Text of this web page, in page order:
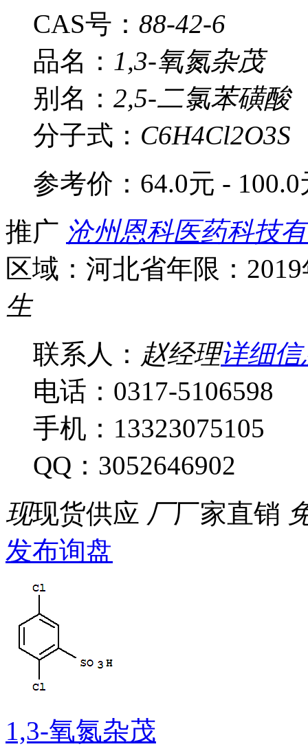
CAS号： 88-42-6
品名： 1,3-氧氮杂茂
别名： 2,5-二氯苯磺酸
分子式： C6H4Cl2O3S
参考价： 64.0元 - 100.0
推广 沧州恩科医药科技
区域：河北省年限：
生
联系人： 赵经理详细信
电话：0317-5106598
手机：13323075105
QQ：3052646902
现现货供应 厂厂家直销
发布询盘
1,3-氧氮杂茂